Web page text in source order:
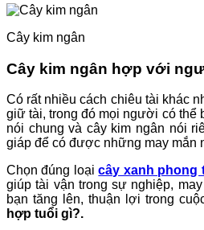
Cây kim ngân
Cây kim ngân hợp với
Có rất nhiều cách chiêu tài khác
giữ tài, trong đó mọi người có thể
nói chung và cây kim ngân nói
giáp để có được những may mắn
Chọn đúng loạicây xanh phong
giúp tài vận trong sự nghiệp,
bạn tăng lên, thuận lợi trong
hợp tuổi gì?.